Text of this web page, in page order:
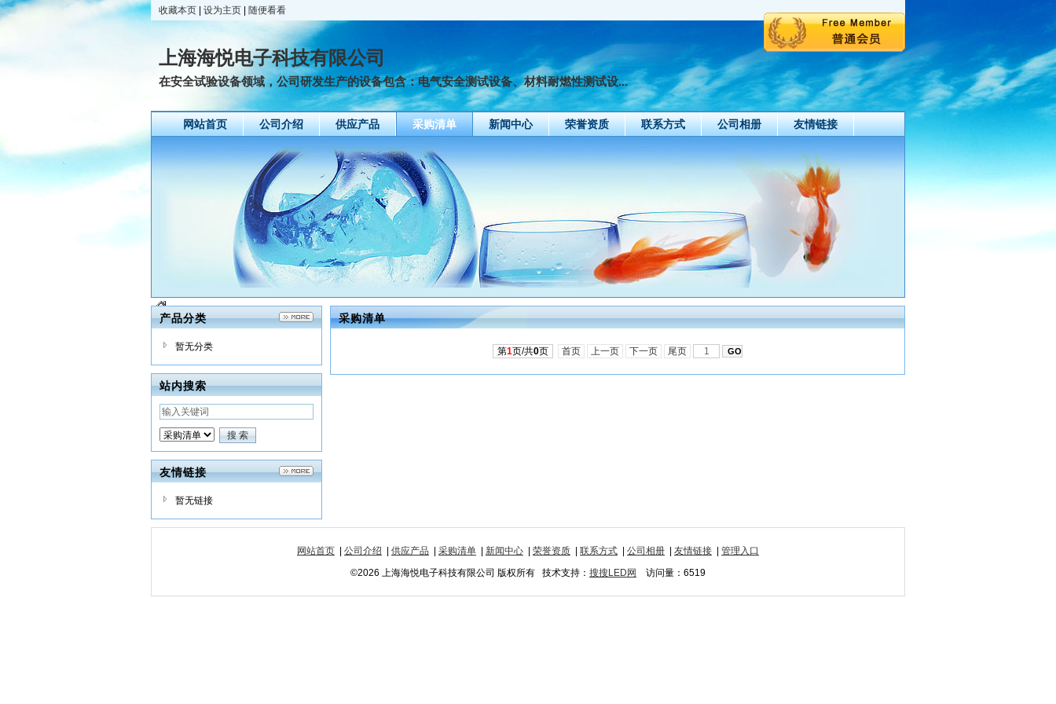
收藏本页 设为主页 随便看看
上海海悦电子科技有限公司
在安全试验设备领域，公司研发生产的设备包含：电气安全测试设备、材料耐燃性测试设...
网站首页 公司介绍 供应产品 采购清单 新闻中心 荣誉资质 联系方式 公司相册 友情链接
产品分类
暂无分类
站内搜索
友情链接
暂无链接
采购清单
第1页/共0页 首页 上一页 下一页 尾页
网站首页 公司介绍 供应产品 采购清单 新闻中心 荣誉资质 联系方式 公司相册 友情链接
管理入口
©2026 上海海悦电子科技有限公司 版权所有 技术支持： 搜搜LED网 访问量：6519